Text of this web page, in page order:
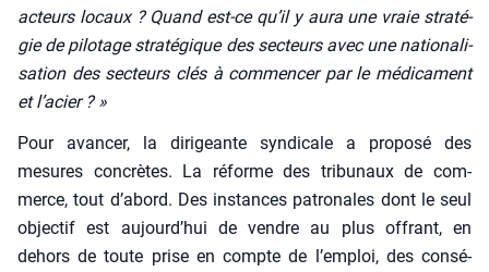
acteurs locaux ? Quand est-ce qu’il y aura une vraie stra­té­
gie de pilo­tage stra­té­gique des sec­teurs avec une natio­na­li­
sa­tion des sec­teurs clés à com­men­cer par le médi­ca­ment
et l’a­cier ? »
Pour avan­cer, la diri­geante syn­di­cale a pro­po­sé des
mesures concrètes. La réforme des tri­bu­naux de com­
merce, tout d’abord. Des ins­tances patro­nales dont le seul
objec­tif est aujourd’hui de vendre au plus offrant, en
dehors de toute prise en compte de l’emploi, des consé­